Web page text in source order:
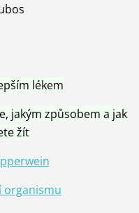
lékem
jakým způsobem a jak
žít
organismu